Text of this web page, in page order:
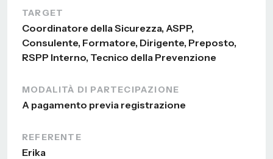
TARGET
Coordinatore della Sicurezza, ASPP,
Consulente, Formatore, Dirigente, Preposto,
RSPP Interno, Tecnico della Prevenzione
MODALITÀ DI PARTECIPAZIONE
A pagamento previa registrazione
REFERENTE
Erika